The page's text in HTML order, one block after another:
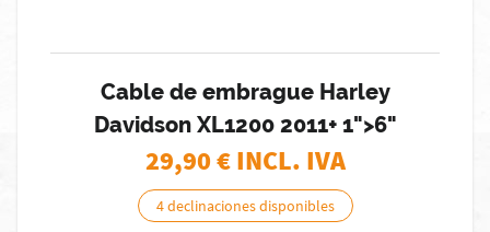
Cable de embrague Harley
Davidson XL1200 2011+ 1">6"
29,90€ INCL. IVA
4 declinaciones disponibles